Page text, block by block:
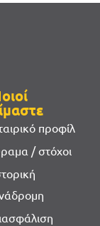
προφίλ
/ στόχοι